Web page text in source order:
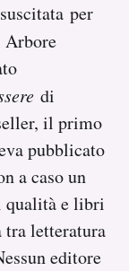
per
Arbore
di
il primo
pubblicato
a caso un
e libri
letteratura
editore